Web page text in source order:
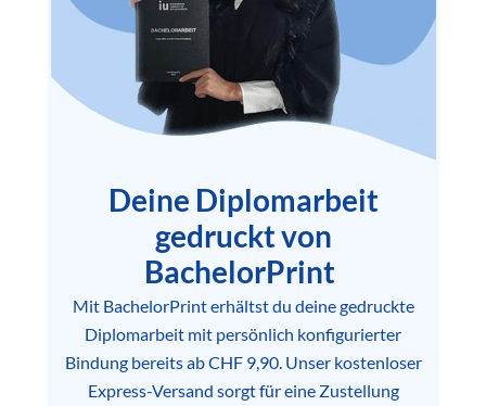
Deine Diplomarbeit
gedruckt von
BachelorPrint
Mit BachelorPrint erhältst du deine gedruckte
Diplomarbeit mit persönlich konfigurierter
Bindung bereits ab CHF 9,90. Unser kostenloser
Express-Versand sorgt für eine Zustellung